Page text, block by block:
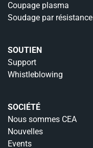
Coupage plasma
Soudage par résistance
SOUTIEN
Support
Whistleblowing
SOCIÉTÉ
Nous sommes CEA
Nouvelles
Events